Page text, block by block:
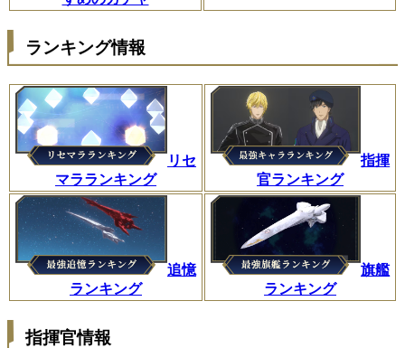
ランキング情報
リセ
マラランキング
指揮
官ランキング
追憶
ランキング
旗艦
ランキング
指揮官情報